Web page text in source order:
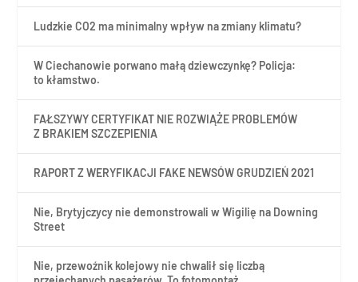
Ludzkie CO2 ma minimalny wpływ na zmiany klimatu?
W Ciechanowie porwano małą dziewczynkę? Policja:
to kłamstwo.
FAŁSZYWY CERTYFIKAT NIE ROZWIĄŻE PROBLEMÓW
Z BRAKIEM SZCZEPIENIA
RAPORT Z WERYFIKACJI FAKE NEWSÓW GRUDZIEŃ 2021
Nie, Brytyjczycy nie demonstrowali w Wigilię na Downing
Street
Nie, przewoźnik kolejowy nie chwalił się liczbą